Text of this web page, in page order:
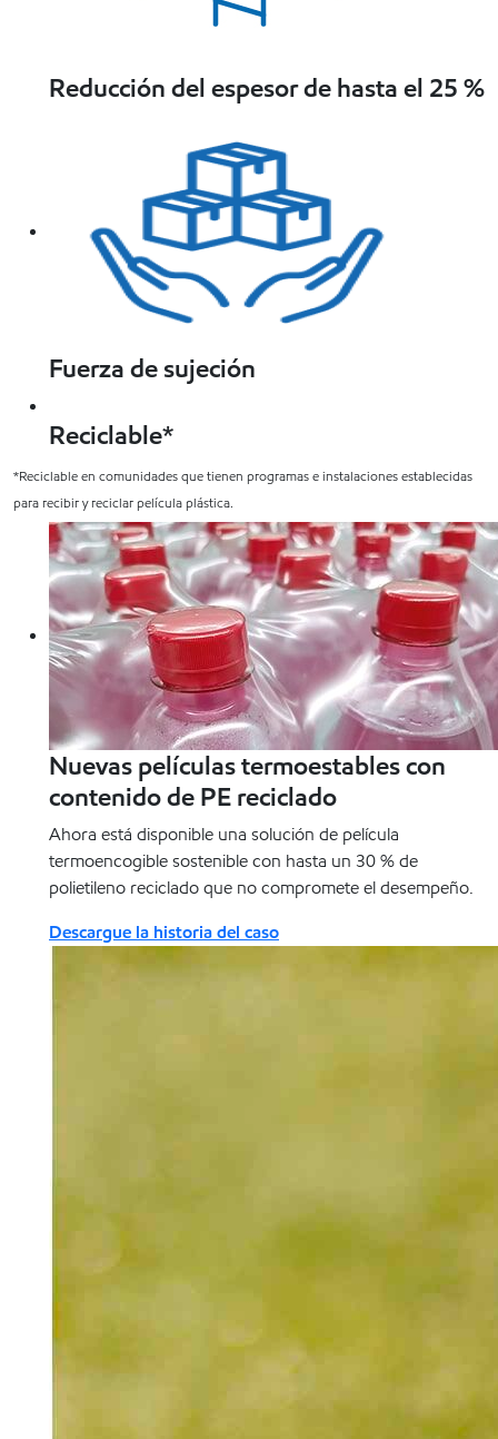
Reducción del espesor de hasta el 25 %
Fuerza de sujeción
Reciclable*
*Reciclable en comunidades que tienen programas e instalaciones establecidas
para recibir y reciclar película plástica.
Nuevas películas termoestables con
contenido de PE reciclado
Ahora está disponible una solución de película
termoencogible sostenible con hasta un 30 % de
polietileno reciclado que no compromete el desempeño.
Descargue la historia del caso